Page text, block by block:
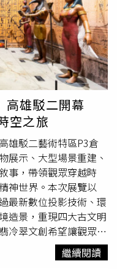
長以及副總統等重要職
給年輕領導人，並於
總統職位，交棒給當
然持續擔任關鍵政府職
責處理該國因美國數十
。即使到了晚年，他仍
作。人們經常可以看到
面，呼籲古巴民眾關閉
持續維持他們「對革
忠於古巴革命、革命領
艱困的時期亦然。
61週年的活動上，巴
能夠走到今天，是因
。我們必須不惜一切代
，這場鬥爭尚未結
馬影展及成人展等。另
阿北」有過26次竊盜前
也在庭上出示過精神鑑
事件，全案將依殺人未
高雄駁二開幕
空之旅
雄駁二藝術特區P3倉
展示、大型場景重建、
事，帶領觀眾穿越時
神世界。本次展覽以
最新數位投影技術、環
造景，重現四大古文明
冷翠文創希望讓觀眾不
展的關鍵時刻，感受古
時所留下的智慧結晶。
繼續閱讀